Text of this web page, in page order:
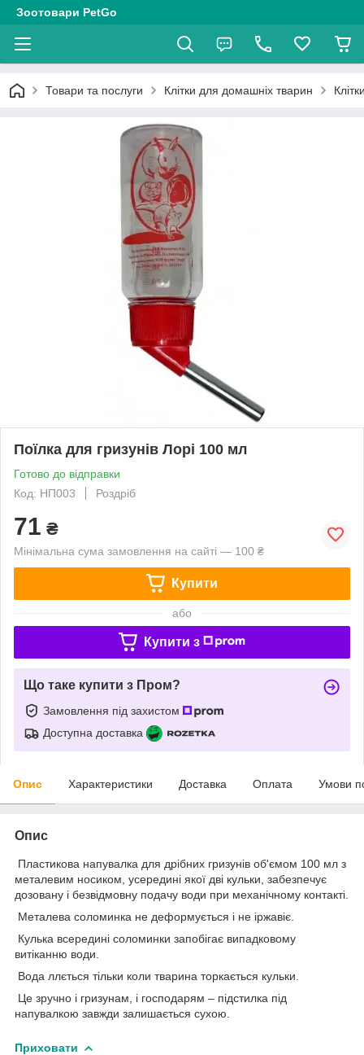
Зоотовари PetGo
Товари та послуги Клітки для домашніх тварин
Поїлка для гризунів Лорі 100 мл
Готово до відправки
Код: НП003
Роздріб
71 ₴
Мінімальна сума замовлення на сайті — 100 ₴
Купити
або
Купити з
Що таке купити з Пром?
Замовлення під захистом
Доступна доставка
Опис Характеристики Доставка Оплата Умови
Опис
Пластикова напувалка для дрібних гризунів об'ємом 100 мл з
металевим носиком, усередині якої дві кульки, забезпечує
дозовану і безвідмовну подачу води при механічному контакті.
Металева соломинка не деформується і не іржавіє.
Кулька всередині соломинки запобігає випадковому
витіканню води.
Вода ллється тільки коли тварина торкається кульки.
Це зручно і гризунам, і господарям – підстилка під
напувалкою завжди залишається сухою.
Приховати